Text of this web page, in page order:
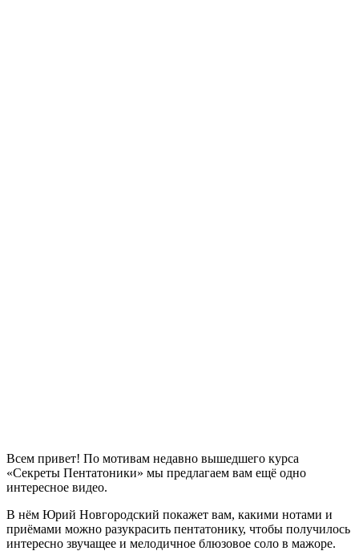
Всем привет! По мотивам недавно вышедшего курса
«Секреты Пентатоники» мы предлагаем вам ещё одно
интересное видео.
В нём Юрий Новгородский покажет вам, какими нотами и
приёмами можно разукрасить пентатонику, чтобы получилось
интересно звучащее и мелодичное блюзовое соло в мажоре.